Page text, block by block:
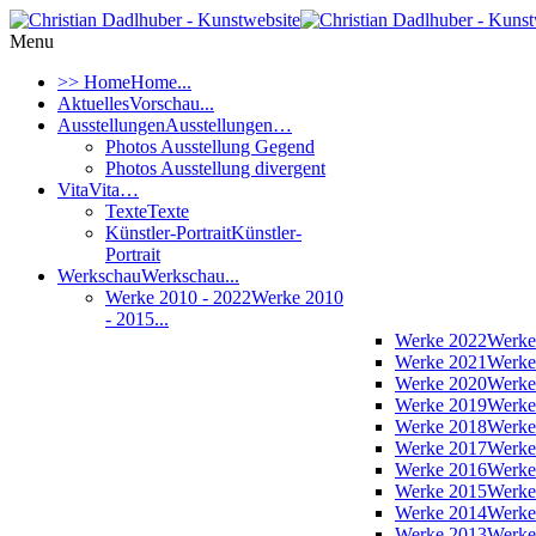
Menu
>> HomeHome...
AktuellesVorschau...
AusstellungenAusstellungen…
Photos Ausstellung Gegend
Photos Ausstellung divergent
VitaVita…
TexteTexte
Künstler-PortraitKünstler-
Portrait
WerkschauWerkschau...
Werke 2010 - 2022Werke 2010
- 2015...
Werke 2022
Werke 2021
Werke 2020
Werke 2019
Werke 2018
Werke 2017
Werke 2016
Werke 2015
Werke 2014